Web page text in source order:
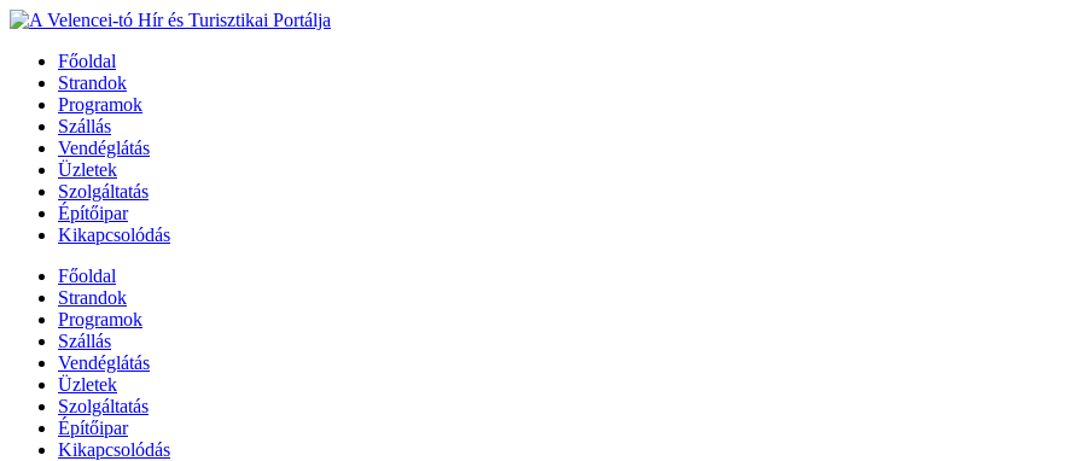
Főoldal
Strandok
Programok
Szállás
Vendéglátás
Üzletek
Szolgáltatás
Építőipar
Kikapcsolódás
Főoldal
Strandok
Programok
Szállás
Vendéglátás
Üzletek
Szolgáltatás
Építőipar
Kikapcsolódás